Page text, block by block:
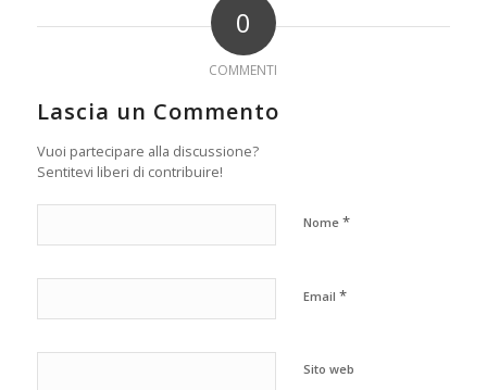
0
COMMENTI
Lascia un Commento
Vuoi partecipare alla discussione?
Sentitevi liberi di contribuire!
Nome *
Email *
Sito web